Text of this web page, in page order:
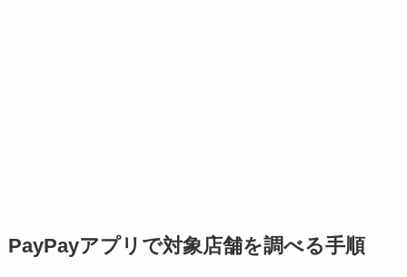
PayPayアプリで対象店舗を調べる手順